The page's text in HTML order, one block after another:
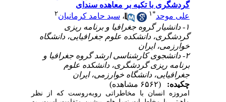
گردشگری با تکیه بر معاهده سندای
علی موحد*۱ ،سید حامد کرمانیان ۲
۱- دانشیار گروه جغرافیا و برنامه ریزی
گردشگری، دانشکده علوم جغرافیایی، دانشگاه
خوارزمی، ایران
۲- دانشجوی کارشناسی ارشد گروه جغرافیا و
برنامه ریزی گردشگری، دانشکده علوم
جغرافیایی، دانشگاه خوارزمی، ایران
چکیده:
امروزه انسان با مخاطراتی روبه‌روست که از نظر